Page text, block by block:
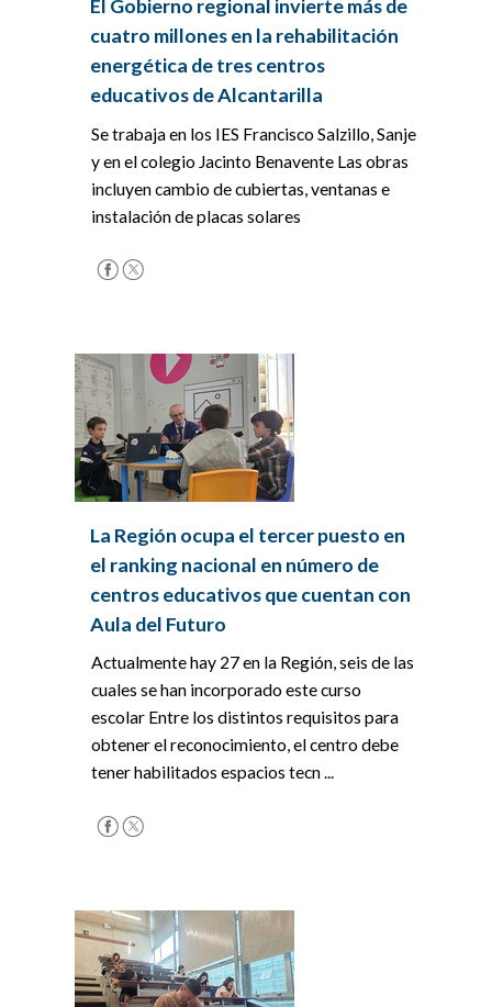
El Gobierno regional invierte más de
cuatro millones en la rehabilitación
energética de tres centros
educativos de Alcantarilla
Se trabaja en los IES Francisco Salzillo, Sanje
y en el colegio Jacinto Benavente Las obras
incluyen cambio de cubiertas, ventanas e
instalación de placas solares
La Región ocupa el tercer puesto en
el ranking nacional en número de
centros educativos que cuentan con
Aula del Futuro
Actualmente hay 27 en la Región, seis de las
cuales se han incorporado este curso
escolar Entre los distintos requisitos para
obtener el reconocimiento, el centro debe
tener habilitados espacios tecn ...